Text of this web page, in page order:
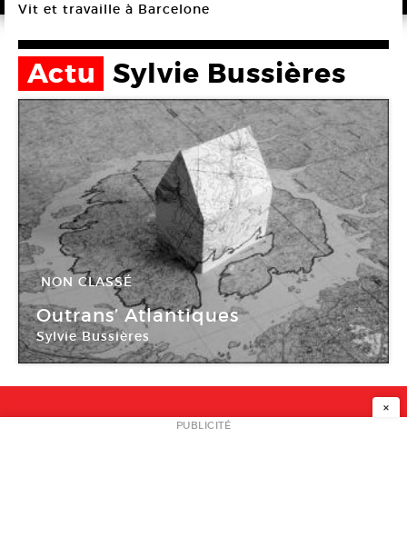
Vit et travaille à Barcelone
Actu Sylvie Bussières
NON CLASSÉ
16 Mar -22 Juin 2008
Outrans’ Atlantiques
Sylvie Bussières
Abbaye Saint-André
NEWSLETTER
×
PUBLICITÉ